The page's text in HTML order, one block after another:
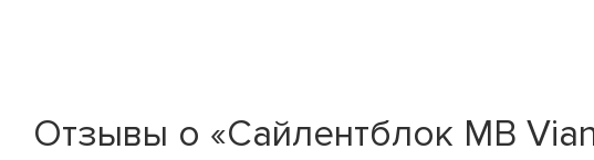
Отзывы о «Сайлентблок MB